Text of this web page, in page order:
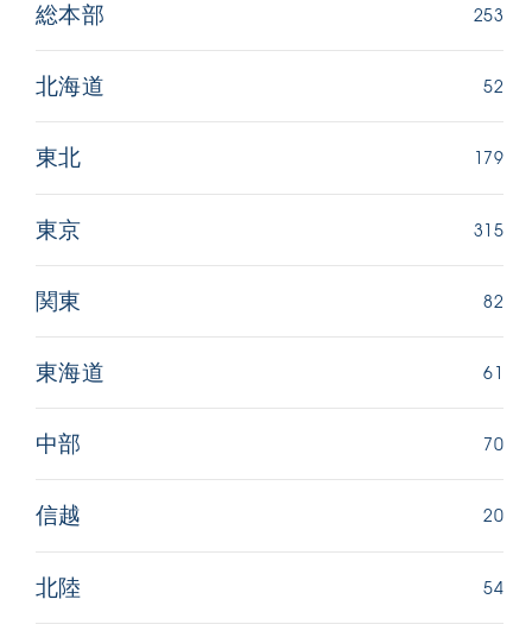
総本部 253
北海道 52
東北 179
東京 315
関東 82
東海道 61
中部 70
信越 20
北陸 54